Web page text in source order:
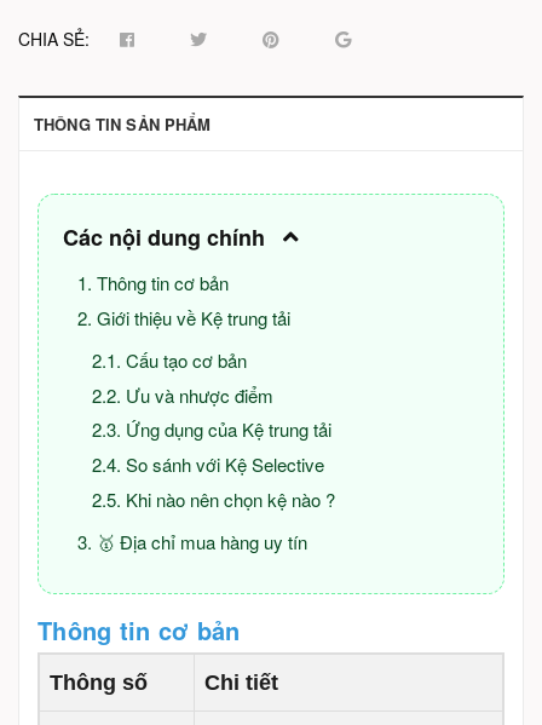
CHIA SẺ:
THÔNG TIN SẢN PHẨM
Các nội dung chính
Thông tin cơ bản
Giới thiệu về Kệ trung tải
Cấu tạo cơ bản
Ưu và nhược điểm
Ứng dụng của Kệ trung tải
So sánh với Kệ Selective
Khi nào nên chọn kệ nào ?
🥇 Địa chỉ mua hàng uy tín
Thông tin cơ bản
Thông số Chi tiết